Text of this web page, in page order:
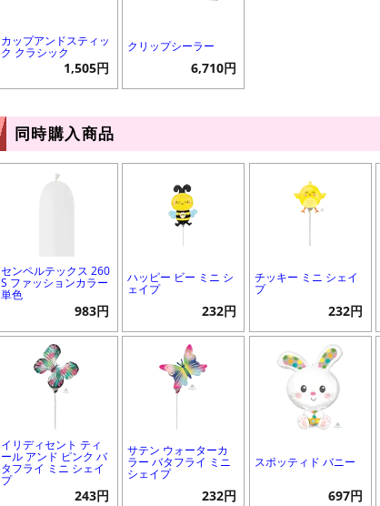
カップアンドスティッ
ク クラシック
1,505円
クリップシーラー
6,710円
同時購入商品
センペルテックス 260
S ファッションカラー
単色
983円
ハッピー ビー ミニ シ
ェイプ
232円
チッキー ミニ シェイ
プ
232円
イリディセント ティ
ール アンド ピンク バ
タフライ ミニ シェイ
プ
243円
サテン ウォーターカ
ラー バタフライ ミニ
シェイプ
232円
スポッティド バニー
697円